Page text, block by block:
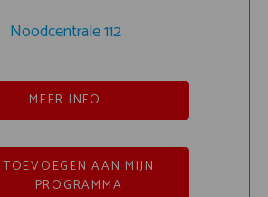
Noodcentrale 112
MEER INFO
TOEVOEGEN AAN MIJN
PROGRAMMA